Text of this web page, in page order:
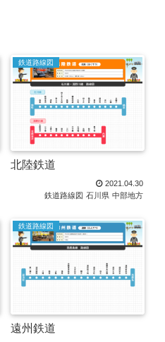
鉄道路線図
北陸鉄道
2021.04.30
鉄道路線図 石川県 中部地方
鉄道路線図
遠州鉄道